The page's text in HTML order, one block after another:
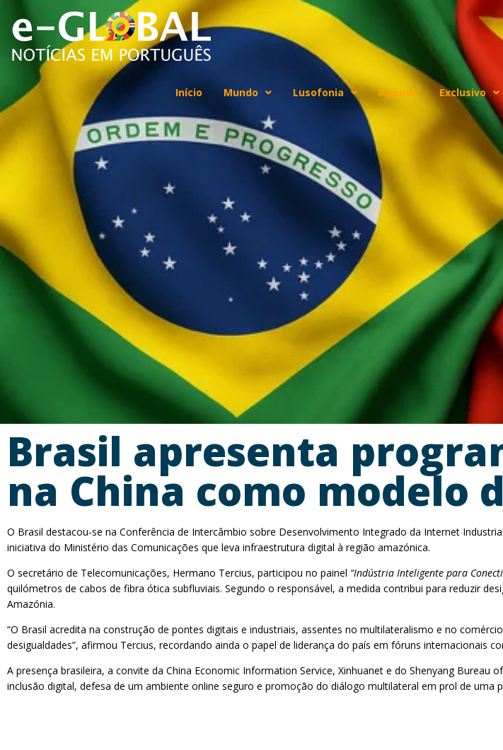
Início Mundo Lusofonia Agenda Exclusivo
Brasil apresenta
na China como modelo
O Brasil destacou-se na Conferência de Intercâmbio sobre Desenvolvimento Integrado da Internet
iniciativa do Ministério das Comunicações que leva infraestrutura digital à região amazónica.
O secretário de Telecomunicações, Hermano Tercius, participou no painel “Indústria Inteligente para
quilómetros de cabos de fibra ótica subfluviais. Segundo o responsável, a medida contribui para reduzir
Amazónia.
“O Brasil acredita na construção de pontes digitais e industriais, assentes no multilateralismo e no
desigualdades”, afirmou Tercius, recordando ainda o papel de liderança do país em fóruns internacionais
A presença brasileira, a convite da China Economic Information Service, Xinhuanet e do Shenyang
inclusão digital, defesa de um ambiente online seguro e promoção do diálogo multilateral em prol de uma